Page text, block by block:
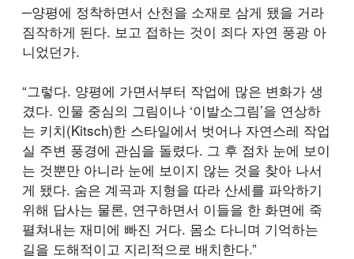
─양평에 정착하면서 산천을 소재로 삼게 됐을 거라
짐작하게 된다. 보고 접하는 것이 죄다 자연 풍광 아
니었던가.
“그렇다. 양평에 가면서부터 작업에 많은 변화가 생
겼다. 인물 중심의 그림이나 ‘이발소그림’을 연상하
는 키치(Kitsch)한 스타일에서 벗어나 자연스레 작업
실 주변 풍경에 관심을 돌렸다. 그 후 점차 눈에 보이
는 것뿐만 아니라 눈에 보이지 않는 것을 찾아 나서
게 됐다. 숨은 계곡과 지형을 따라 산세를 파악하기
위해 답사는 물론, 연구하면서 이들을 한 화면에 죽
펼쳐내는 재미에 빠진 거다. 몸소 다니며 기억하는
길을 도해적이고 지리적으로 배치한다.”